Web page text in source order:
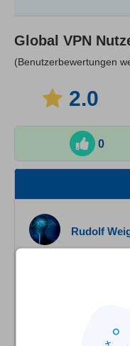
Global VPN
(Benutzerbewertungen
2.0
0
Rudolf
und kurzfristig
Habe vergebens eine